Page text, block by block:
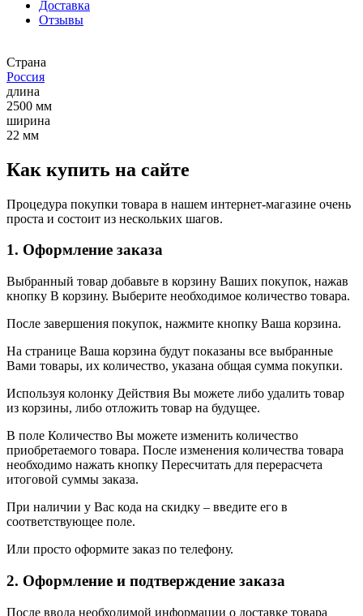
Доставка
Отзывы
Страна
Россия
длина
2500 мм
ширина
22 мм
Как купить на сайте
Процедура покупки товара в нашем интернет-магазине очень
проста и состоит из нескольких шагов.
1. Оформление заказа
Выбранный товар добавьте в корзину Ваших покупок, нажав
кнопку В корзину. Выберите необходимое количество товара.
После завершения покупок, нажмите кнопку Ваша корзина.
На странице Ваша корзина будут показаны все выбранные
Вами товары, их количество, указана общая сумма покупки.
Используя колонку Действия Вы можете либо удалить товар
из корзины, либо отложить товар на будущее.
В поле Количество Вы можете изменить количество
приобретаемого товара. После изменения количества товара
необходимо нажать кнопку Пересчитать для перерасчета
итоговой суммы заказа.
При наличии у Вас кода на скидку – введите его в
соответствующее поле.
Или просто оформите заказ по телефону.
2. Оформление и подтверждение заказа
После ввода необходимой информации о доставке товара